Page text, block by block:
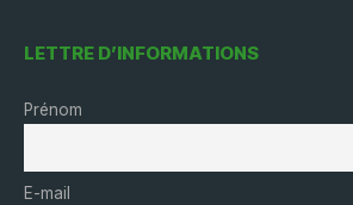
LETTRE D’INFORMATIONS
Prénom
E-mail